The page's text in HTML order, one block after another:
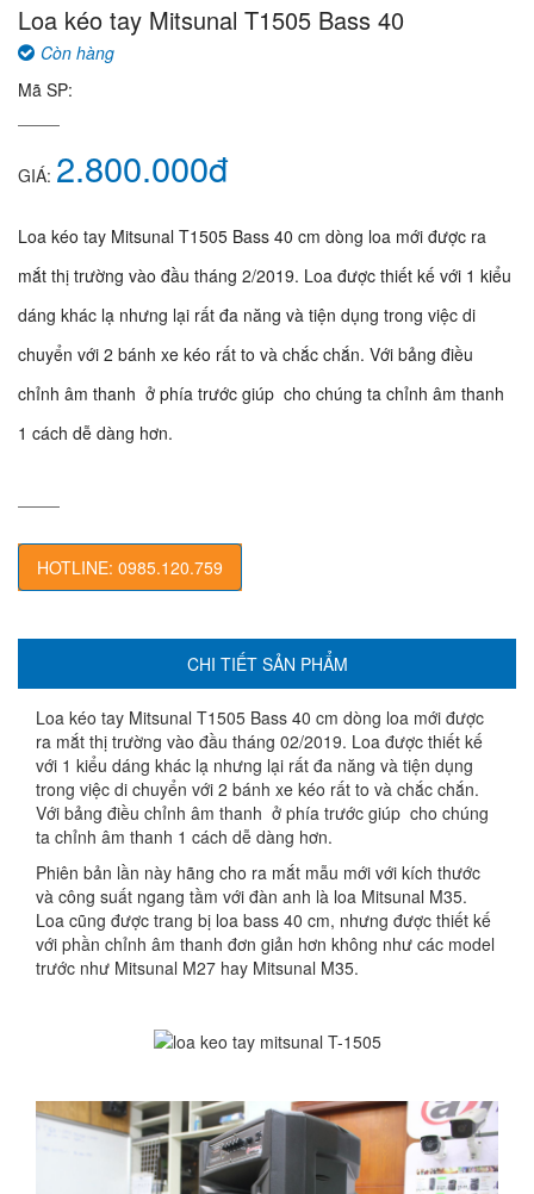
Loa kéo tay Mitsunal T1505 Bass 40
Còn hàng
Mã SP:
GIÁ: 2.800.000đ
Loa kéo tay Mitsunal T1505 Bass 40 cm dòng loa mới được ra
mắt thị trường vào đầu tháng 2/2019. Loa được thiết kế với 1 kiểu
dáng khác lạ nhưng lại rất đa năng và tiện dụng trong việc di
chuyển với 2 bánh xe kéo rất to và chắc chắn. Với bảng điều
chỉnh âm thanh ở phía trước giúp cho chúng ta chỉnh âm thanh
1 cách dễ dàng hơn.
HOTLINE: 0985.120.759
CHI TIẾT SẢN PHẨM
Loa kéo tay Mitsunal T1505 Bass 40 cm dòng loa mới được
ra mắt thị trường vào đầu tháng 02/2019. Loa được thiết kế
với 1 kiểu dáng khác lạ nhưng lại rất đa năng và tiện dụng
trong việc di chuyển với 2 bánh xe kéo rất to và chắc chắn.
Với bảng điều chỉnh âm thanh ở phía trước giúp cho chúng
ta chỉnh âm thanh 1 cách dễ dàng hơn.
Phiên bản lần này hãng cho ra mắt mẫu mới với kích thước
và công suất ngang tầm với đàn anh là loa Mitsunal M35.
Loa cũng được trang bị loa bass 40 cm, nhưng được thiết kế
với phần chỉnh âm thanh đơn giản hơn không như các model
trước như Mitsunal M27 hay Mitsunal M35.